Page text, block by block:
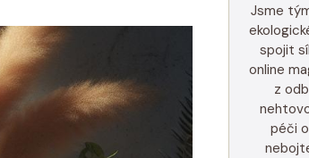
Jsme
spojit
online
z
péči